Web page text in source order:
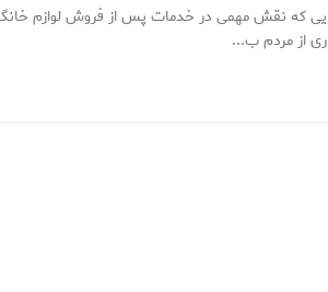
که نقش مهمی در خدمات پس از فروش لوازم
از مردم ب...